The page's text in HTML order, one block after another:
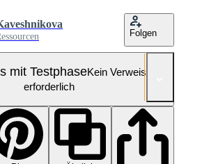
Folgen
mit TestphaseKein Verweis
erforderlich